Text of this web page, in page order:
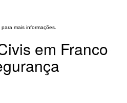
mais informações.
em Franco